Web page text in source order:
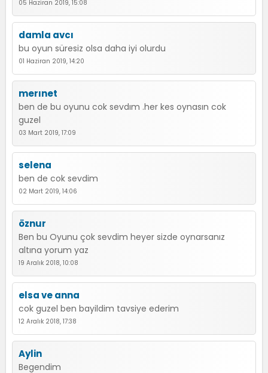
05 Haziran 2019, 15:08
damla avcı
bu oyun süresiz olsa daha iyi olurdu
01 Haziran 2019, 14:20
merınet
ben de bu oyunu cok sevdım .her kes oynasın cok
guzel
03 Mart 2019, 17:09
selena
ben de cok sevdim
02 Mart 2019, 14:06
öznur
Ben bu Oyunu çok sevdim heyer sizde oynarsanız
altına yorum yaz
19 Aralık 2018, 10:08
elsa ve anna
cok guzel ben bayildim tavsiye ederim
12 Aralık 2018, 17:38
Aylin
Begendim